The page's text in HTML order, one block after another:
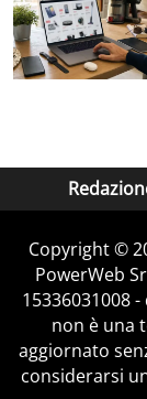
Copyright ©
PowerWeb
15336031008
non è una
aggiornato
considerarsi